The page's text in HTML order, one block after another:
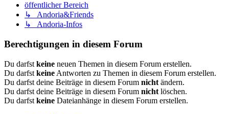
öffentlicher Bereich
↳ Andoria&Friends
↳ Andoria-Infos
Berechtigungen in diesem Forum
Du darfst keine neuen Themen in diesem Forum erstellen.
Du darfst keine Antworten zu Themen in diesem Forum erstellen.
Du darfst deine Beiträge in diesem Forum nicht ändern.
Du darfst deine Beiträge in diesem Forum nicht löschen.
Du darfst keine Dateianhänge in diesem Forum erstellen.